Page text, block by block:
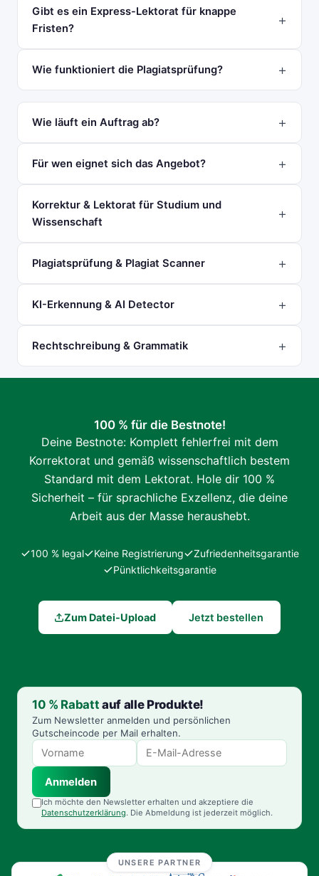
Gibt es ein Express-Lektorat für knappe
Fristen?
Wie funktioniert die Plagiatsprüfung?
Wie läuft ein Auftrag ab?
Für wen eignet sich das Angebot?
Korrektur & Lektorat für Studium und
Wissenschaft
Plagiatsprüfung & Plagiat Scanner
KI-Erkennung & AI Detector
Rechtschreibung & Grammatik
100 % für die Bestnote!
Deine Bestnote: Komplett fehlerfrei mit dem
Korrektorat und gemäß wissenschaftlich bestem
Standard mit dem Lektorat. Hole dir 100 %
Sicherheit – für sprachliche Exzellenz, die deine
Arbeit aus der Masse heraushebt.
100 % legal Keine Registrierung
Zufriedenheitsgarantie
Pünktlichkeitsgarantie
Zum Datei-Upload Jetzt bestellen
10 % Rabatt auf alle Produkte!
Zum Newsletter anmelden und persönlichen
Gutscheincode per Mail erhalten.
Anmelden
Ich möchte den Newsletter erhalten und akzeptiere die
Datenschutzerklärung. Die Abmeldung ist jederzeit möglich.
UNSERE PARTNER